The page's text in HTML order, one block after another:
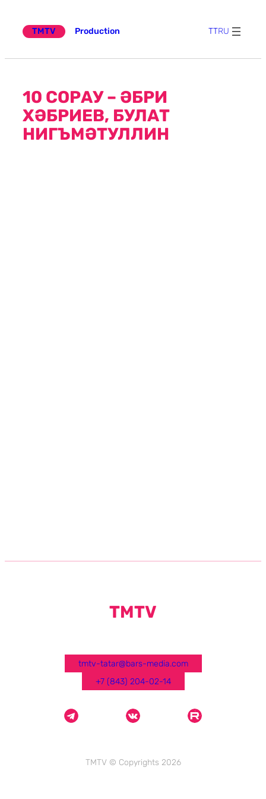
TMTV
Production TTRU
10 СОРАУ – ӘБРИ
ХӘБРИЕВ, БУЛАТ
НИГЪМӘТУЛЛИН
TMTV
tmtv-tatar@bars-media.com
+7 (843) 204-02-14
TMTV © Copyrights 2026